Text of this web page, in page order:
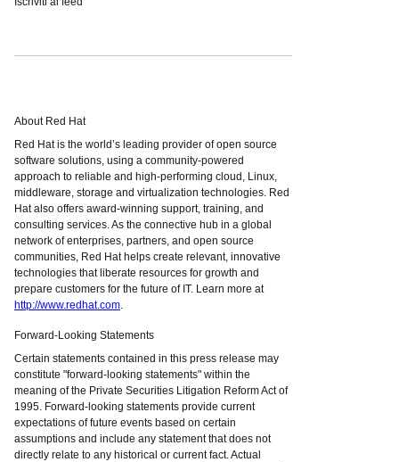
About Red Hat
Red Hat is the world’s leading provider of open source
software solutions, using a community-powered
approach to reliable and high-performing cloud, Linux,
middleware, storage and virtualization technologies. Red
Hat also offers award-winning support, training, and
consulting services. As the connective hub in a global
network of enterprises, partners, and open source
communities, Red Hat helps create relevant, innovative
technologies that liberate resources for growth and
prepare customers for the future of IT. Learn more at
http://www.redhat.com.
Forward-Looking Statements
Certain statements contained in this press release may
constitute "forward-looking statements" within the
meaning of the Private Securities Litigation Reform Act of
1995. Forward-looking statements provide current
expectations of future events based on certain
assumptions and include any statement that does not
directly relate to any historical or current fact. Actual